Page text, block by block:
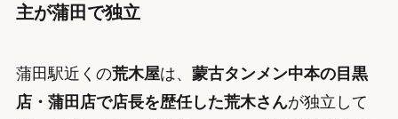
主が蒲田で独立
蒲田駅近くの荒木屋は、 蒙古タンメン中本の目黒
店・蒲田店で店長を歴任した荒木さんが独立して